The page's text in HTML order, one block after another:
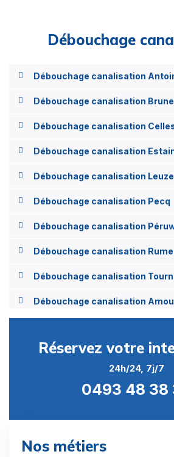
Débouchage
Débouchage canalisation
Débouchage canalisation
Débouchage canalisation
Débouchage canalisation
Débouchage canalisation
Débouchage canalisation Pecq
Débouchage canalisation
Débouchage canalisation
Débouchage canalisation
Débouchage canalisation
Débouchage canalisation
Débouchage canalisation Barry
Débouchage canalisation
Réservez votre
24h/24, 7j/7
0493 48 38
Nos métiers